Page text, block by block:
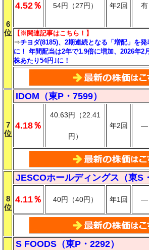
6
位
4.52％ 54円（27円） 年2回 有
【※関連記事はこちら！】
⇒チヨダ(8185)、2期連続となる「増配」を
に！ 年間配当は2年で1.9倍に増加、2026年2
株あたり54円｣に！
7
位
IDOM（東P・7599）
4.18％
40.63円（22.41
円）
年2回 ―
8
位
JESCOホールディングス（東S
4.11％ 40円（40円） 年1回 ―
S FOODS（東P・2292）